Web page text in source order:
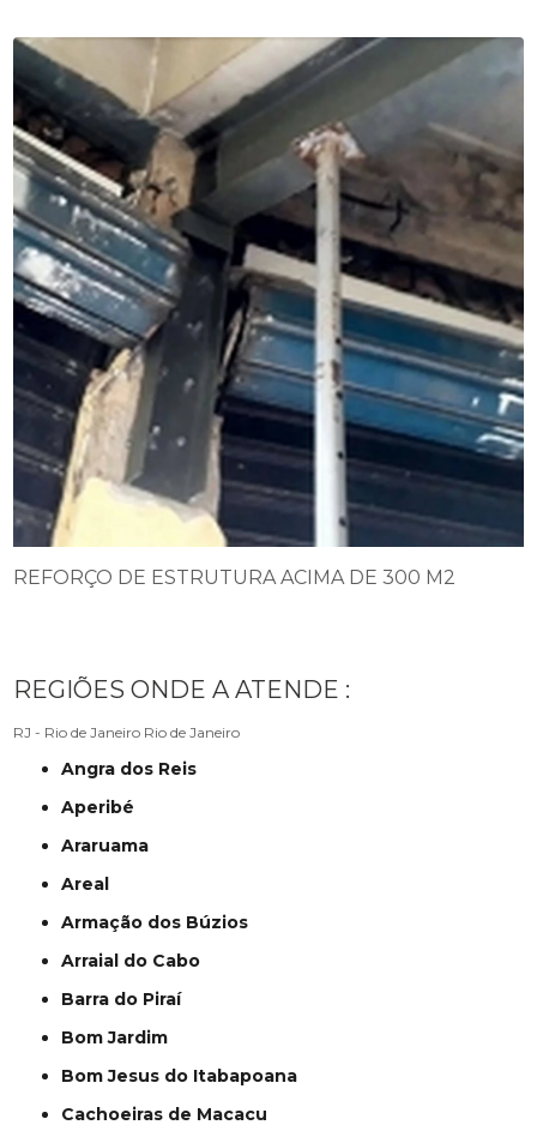
REFORÇO DE ESTRUTURA ACIMA DE 300 M2
REGIÕES ONDE A ATENDE :
RJ - Rio de Janeiro Rio de Janeiro
Angra dos Reis
Aperibé
Araruama
Areal
Armação dos Búzios
Arraial do Cabo
Barra do Piraí
Bom Jardim
Bom Jesus do Itabapoana
Cachoeiras de Macacu